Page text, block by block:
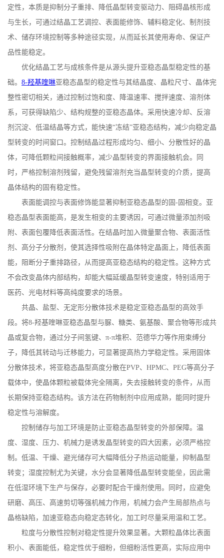
定性，本质是抑制分子重排、降低晶型转变驱动力、阻碍晶核形成
与生长，可通过结晶工艺调控、表面能修饰、辅料稳定化、制剂技
术、储存环境控制等多种途径实现，从而延长其使用寿命、保证产
品性能稳定。
优化结晶工艺与成核条件是从源头提升亚稳态晶型稳定性的基
础。 8-羟基喹啉亚稳态晶型的稳定性与其结晶度、晶粒尺寸、晶体完
整性密切相关，通过控制过饱和度、降温速率、搅拌速度、溶剂体
系，可获得缺陷少、结构规整的亚稳态晶体。采用快速冷却、反溶
剂沉淀、低温结晶等方式，能快速“冻结”亚稳态结构，减少向稳定晶
型转变的时间窗口。控制结晶过程形成均匀、细小、分散性好的晶
体，可降低颗粒间接触概率，减少晶型转变的界面接触机会。同
时，严格控制溶剂残留，避免残留溶剂充当晶型转变的介质，提高
晶体结构的固有稳定性。
表面能调控与表面修饰能显著抑制亚稳态晶型的固 - 固相变。亚
稳态晶型表面能高，是发生相变的主要诱因，可通过微量添加剂吸
附、表面包覆降低表面活性。在结晶时加入微量聚合物、表面活性
剂、高分子分散剂，使其选择性吸附在晶体特定晶面上，降低表面
能，阻断分子重排路径，从而提高亚稳态结构的稳定性。这种方式
不会改变晶体内部结构，却能大幅延缓晶型转变速度，特别适用于
医药、光电材料等高纯度要求的场景。
共晶、盐型、无定形分散体技术是稳定亚稳态晶型的高效手
段。将8-羟基喹啉亚稳态晶型与脲、糖类、氨基酸、聚合物等形成共
晶或复合物，通过分子间氢键、π-π堆积、范德华力等作用束缚分
子，降低其转动与迁移能力，可显著提高热力学稳定性。采用固体
分散体技术，将亚稳态晶型高度分散在PVP、 HPMC、 PEG等高分子
载体中，使晶体颗粒被载体完全隔离，失去接触转变的条件，从而
长期保持亚稳态结构。该方法在药物制剂中应用成熟，能同时提升
稳定性与溶解度。
控制储存与加工环境是防止亚稳态晶型转变的外部保障。温
度、湿度、压力、机械力是诱发晶型转变的四大因素，必须严格控
制。低温、干燥、避光储存可大幅降低分子热运动能量，抑制晶型
转变；湿度控制尤为关键，水分会显著降低晶型转变能垒，因此需
在低湿环境下生产与保存，必要时配合干燥剂使用。同时，应避免
研磨、高压、高速剪切等强机械力作用，机械力会产生局部热点与
晶格缺陷，加速亚稳态向稳定态转化，加工时尽量采用温和工艺。
粒度与分散性控制对稳定性提升效果显著。大颗粒晶体比表面
积小、表面能低，稳定性优于细粉，但细粉活性更高，实际应用中